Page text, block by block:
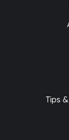
Tips